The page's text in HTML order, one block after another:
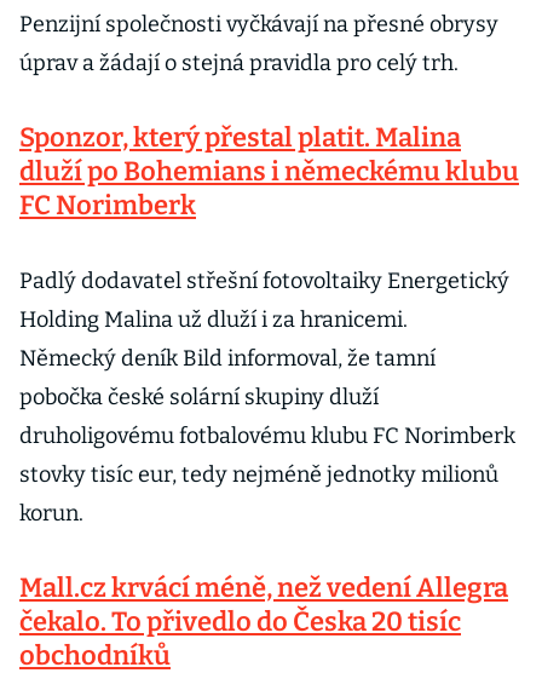
Penzijní společnosti vyčkávají na přesné obrysy
úprav a žádají o stejná pravidla pro celý trh.
Sponzor, který přestal platit. Malina
dluží po Bohemians i německému klubu
FC Norimberk
Padlý dodavatel střešní fotovoltaiky Energetický
Holding Malina už dluží i za hranicemi.
Německý deník Bild informoval, že tamní
pobočka české solární skupiny dluží
druholigovému fotbalovému klubu FC Norimberk
stovky tisíc eur, tedy nejméně jednotky milionů
korun.
Mall.cz krvácí méně, než vedení Allegra
čekalo. To přivedlo do Česka 20 tisíc
obchodníků